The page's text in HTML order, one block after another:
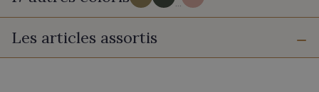
7 - Tropical
Les articles assortis